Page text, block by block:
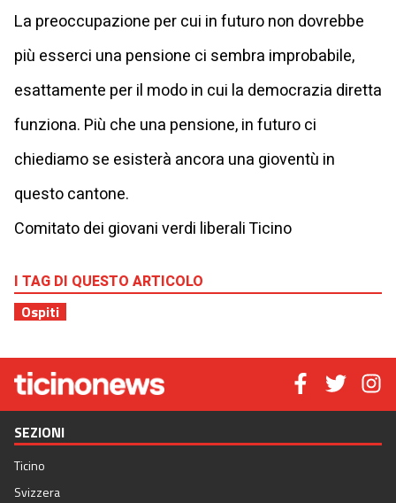
La preoccupazione per cui in futuro non dovrebbe
più esserci una pensione ci sembra improbabile,
esattamente per il modo in cui la democrazia diretta
funziona. Più che una pensione, in futuro ci
chiediamo se esisterà ancora una gioventù in
questo cantone.
Comitato dei giovani verdi liberali Ticino
I TAG DI QUESTO ARTICOLO
Ospiti
SEZIONI
Ticino
Svizzera